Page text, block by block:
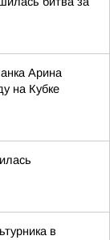
Арина
на Кубке
в